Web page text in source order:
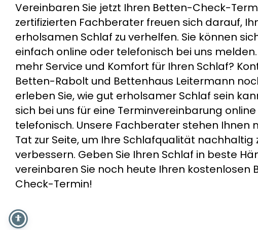
Vereinbaren Sie jetzt Ihren Betten-Check-
zertifizierten Fachberater freuen sich darauf,
erholsamen Schlaf zu verhelfen. Sie können
einfach online oder telefonisch bei uns melden
mehr Service und Komfort für Ihren Schlaf?
Betten-Rabolt und Bettenhaus Leitermann
erleben Sie, wie gut erholsamer Schlaf sein
sich bei uns für eine Terminvereinbarung
telefonisch. Unsere Fachberater stehen Ihnen
Tat zur Seite, um Ihre Schlafqualität nachhaltig
verbessern. Geben Sie Ihren Schlaf in beste
vereinbaren Sie noch heute Ihren kostenlosen
Check-Termin!